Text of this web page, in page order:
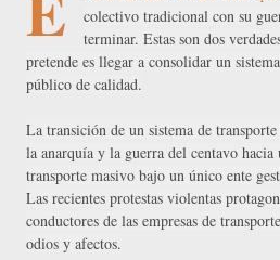
colectivo tradicional con su
terminar. Estas son dos
pretende es llegar a consolidar un
público de calidad.
La transición de un sistema de
la anarquía y la guerra del centavo hacia
transporte masivo bajo un único ente
Las recientes protestas violentas
conductores de las empresas de
odios y afectos.